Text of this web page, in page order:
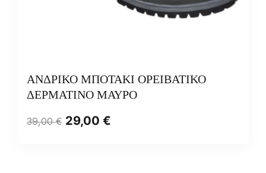
ΑΝΔΡΙΚΟ ΜΠΟΤΑΚΙ ΟΡΕΙΒΑΤΙΚΟ
ΔΕΡΜΑΤΙΝΟ ΜΑΥΡΟ
39,00€ 29,00 €